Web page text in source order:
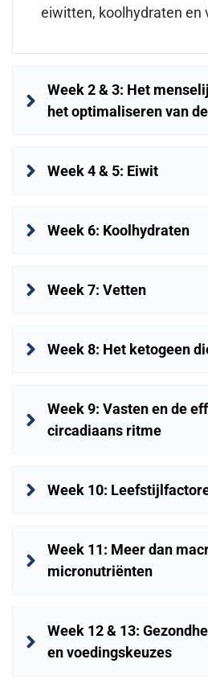
eiwitten, koolhydraten en
Week 2 & 3: Het
het optimaliseren van
Week 4 & 5: Eiwit
Week 6: Koolhydraten
Week 7: Vetten
Week 8: Het ketogeen
Week 9: Vasten en de
circadiaans ritme
Week 10:
Week 11: Meer dan
micronutriënten
Week 12 & 13:
en voedingskeuzes